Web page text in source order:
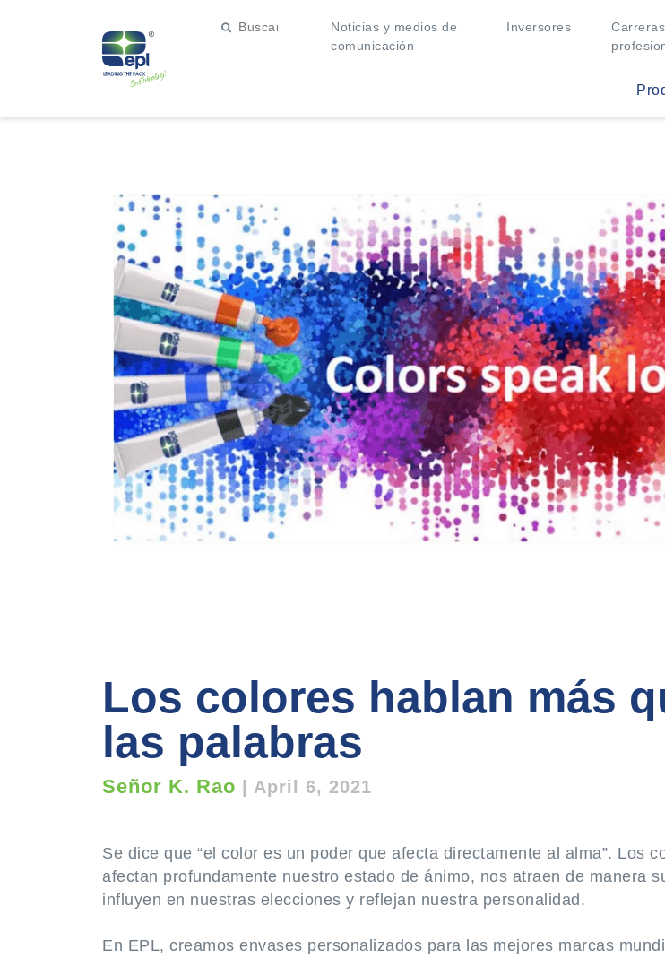
Noticias y medios de
comunicación
Inversores
Carreras
Los colores hablan más
las palabras
Señor K. Rao April 6, 2021
Se dice que “el color es un poder que afecta directamente al alma”. Los
afectan profundamente nuestro estado de ánimo, nos atraen de manera
influyen en nuestras elecciones y reflejan nuestra personalidad.
En EPL, creamos envases personalizados para las mejores marcas